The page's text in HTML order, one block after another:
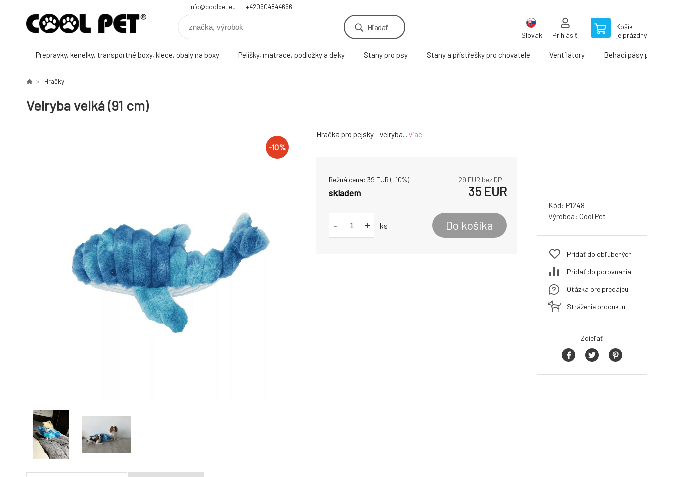
info@coolpet.eu +420604844666
Hľadať
Slovak Prihlásiť
Košík
je prázdny
Prepravky, kenelky, transportné boxy, klece, obaly na boxy Pelíšky, matrace, podložky a deky Stany pro psy Stany a přístřešky pro chovatele Ventilátory Behací pásy pre psy
Hračky
Velryba velká (91 cm)
-10%
Hračka pro pejsky - velryba... viac
Bežná cena: 39EUR(-10%) 29 EUR bez DPH
skladem 35 EUR
- + ks Do košíka
Kód: P1248
Výrobca: Cool Pet
Pridať do obľúbených
Pridať do porovnania
Otázka pre predajcu
Stráženie produktu
Zdieľať